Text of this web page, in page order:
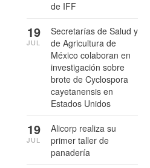
de IFF
Secretarías de Salud y
de Agricultura de
México colaboran en
investigación sobre
brote de Cyclospora
cayetanensis en
Estados Unidos
19
JUL
Alicorp realiza su
primer taller de
panadería
19
JUL